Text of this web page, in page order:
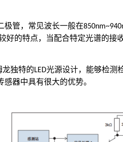
极管，常见波长一般在
好的特点，
当配合特定光谱的接
龙独特的LED光源设计，能够检测
感器中具有很大的优势。